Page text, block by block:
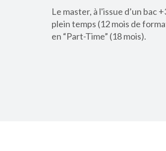
Le master, à l'issue d’un bac
plein temps (12 mois de
en “Part-Time” (18 mois).